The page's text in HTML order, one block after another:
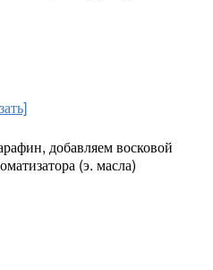
добавляем восковой
(э. масла)